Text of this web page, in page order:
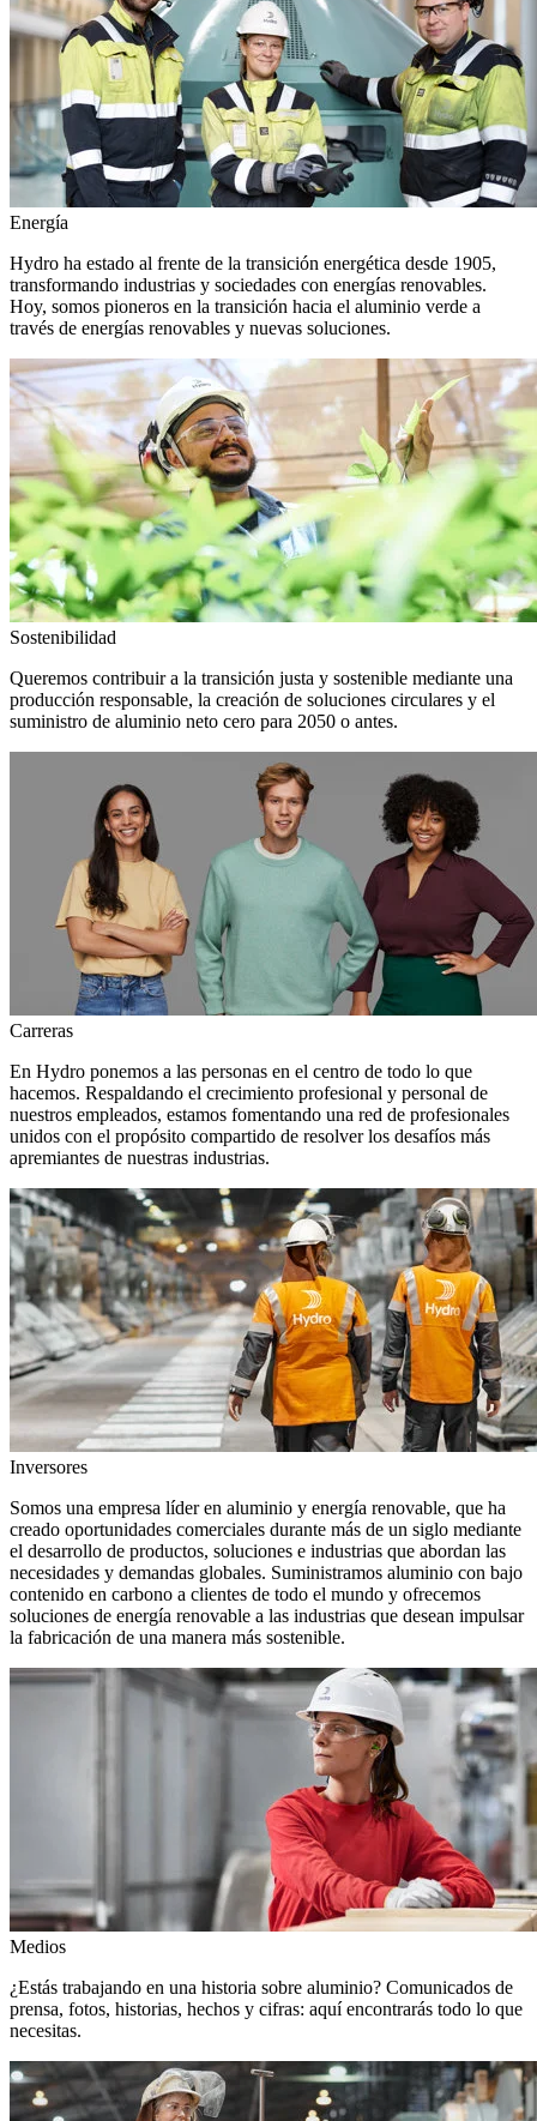
Energía
Hydro ha estado al frente de la transición energética desde 1905,
transformando industrias y sociedades con energías renovables.
Hoy, somos pioneros en la transición hacia el aluminio verde a
través de energías renovables y nuevas soluciones.
Sostenibilidad
Queremos contribuir a la transición justa y sostenible mediante una
producción responsable, la creación de soluciones circulares y el
suministro de aluminio neto cero para 2050 o antes.
Carreras
En Hydro ponemos a las personas en el centro de todo lo que
hacemos. Respaldando el crecimiento profesional y personal de
nuestros empleados, estamos fomentando una red de profesionales
unidos con el propósito compartido de resolver los desafíos más
apremiantes de nuestras industrias.
Inversores
Somos una empresa líder en aluminio y energía renovable, que ha
creado oportunidades comerciales durante más de un siglo mediante
el desarrollo de productos, soluciones e industrias que abordan las
necesidades y demandas globales. Suministramos aluminio con bajo
contenido en carbono a clientes de todo el mundo y ofrecemos
soluciones de energía renovable a las industrias que desean impulsar
la fabricación de una manera más sostenible.
Medios
¿Estás trabajando en una historia sobre aluminio? Comunicados de
prensa, fotos, historias, hechos y cifras: aquí encontrarás todo lo que
necesitas.